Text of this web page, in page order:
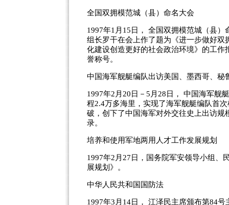
全国双拥模范城（县）命名大会
1997年1月15日， 全国双拥模范城（县
组长罗干在会上作了题为《进一步做好
化建设创造更好的社会政治环境》的工
誉称号。
中国海军舰艇编队出访美国、墨西哥、秘
1997年2月20日－5月28日， 中国海军舰
程2.4万多海里，实现了海军舰艇编队首
破，创下了中国海军对外交往史上出访
录。
培养和使用军地两用人才工作发展规划
1997年2月27日，国务院军安领导小组、
展规划》。
中华人民共和国国防法
1997年3月14日， 江泽民主席颁布第84